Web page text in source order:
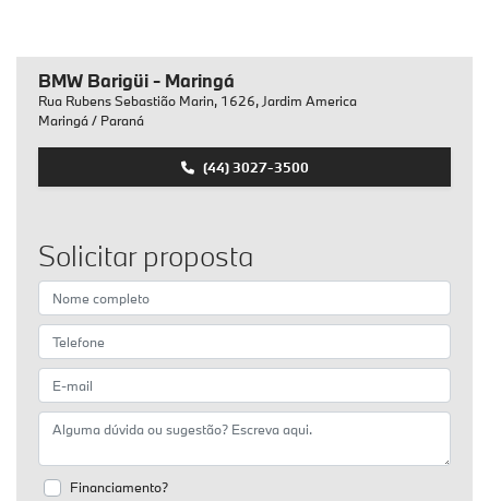
BMW Barigüi - Maringá
Rua Rubens Sebastião Marin, 1626, Jardim America
Maringá / Paraná
(44) 3027-3500
Solicitar proposta
Financiamento?